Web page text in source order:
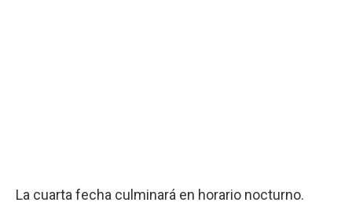
La cuarta fecha culminará en horario nocturno.